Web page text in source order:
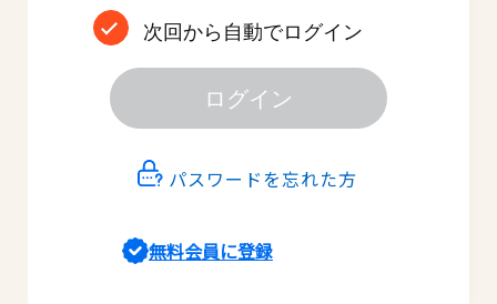
次回から自動でログイン
ログイン
パスワードを忘れた方
無料会員に登録